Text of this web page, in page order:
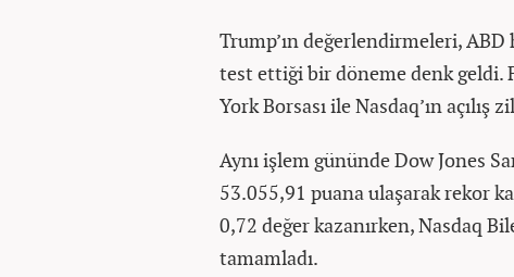
Trump’ın değerlendirmeleri,
test ettiği bir döneme denk geldi.
York Borsası ile Nasdaq’ın açılış
Aynı işlem gününde Dow Jones
53.055,91 puana ulaşarak rekor
0,72 değer kazanırken, Nasdaq
tamamladı.